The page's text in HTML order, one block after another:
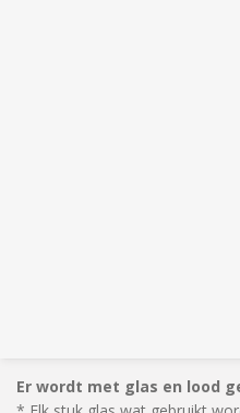
Er wordt met glas en lood